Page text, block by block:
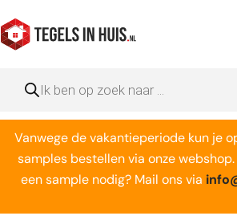
naar
de
zoeken
Vanwege de vakantieperiode kun je
samples bestellen via onze
een sample nodig? Mail ons via